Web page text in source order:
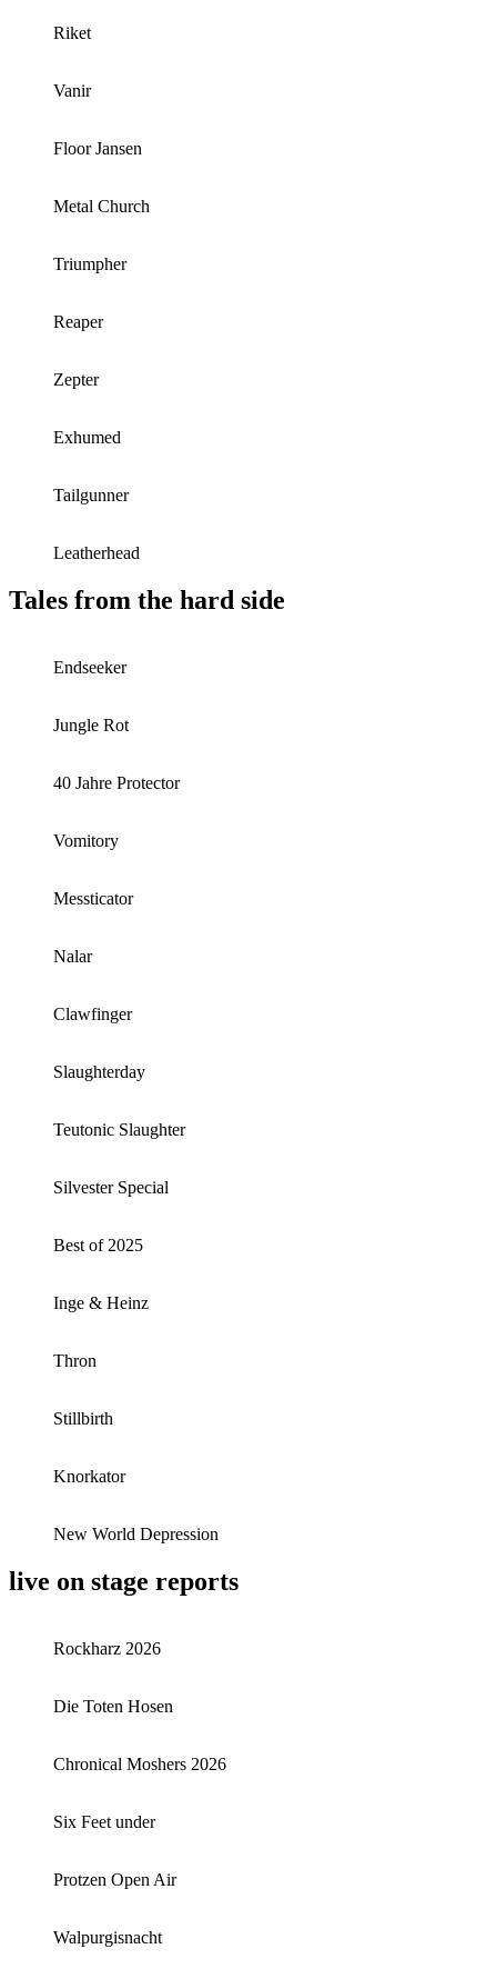
Riket
Vanir
Floor Jansen
Metal Church
Triumpher
Reaper
Zepter
Exhumed
Tailgunner
Leatherhead
Tales from the hard side
Endseeker
Jungle Rot
40 Jahre Protector
Vomitory
Messticator
Nalar
Clawfinger
Slaughterday
Teutonic Slaughter
Silvester Special
Best of 2025
Inge & Heinz
Thron
Stillbirth
Knorkator
New World Depression
live on stage reports
Rockharz 2026
Die Toten Hosen
Chronical Moshers 2026
Six Feet under
Protzen Open Air
Walpurgisnacht